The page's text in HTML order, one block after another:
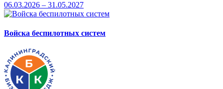
06.03.2026 – 31.05.2027
Войска беспилотных систем